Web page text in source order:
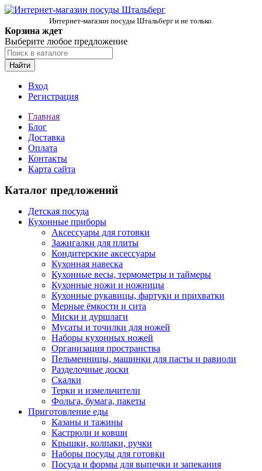
Интернет-магазин посуды Штальберг и не только.
Корзина ждет
Выберите любое предложение
Найти
Вход
Регистрация
Главная
Блог
Доставка
Оплата
Контакты
Карта сайта
Каталог предложений
Детская посуда
Кухонные приборы
Аксессуары для готовки
Зажигалки для плиты
Кондитерские аксессуары
Кухонная навеска
Кухонные весы, термометры и таймеры
Кухонные ножи и ножницы
Кухонные рукавицы, фартуки и прихватки
Мерные ёмкости и сита
Миски и дуршлаги
Мусаты и точилки для ножей
Наборы кухонных ножей
Организация пространства
Пельменницы, машинки для пасты и равиоли
Разделочные доски
Скалки
Терки и измельчители
Фольга, бумага, пакеты
Приготовление еды
Казаны и тажины
Кастрюли и ковши
Крышки, колпаки, ручки
Наборы посуды для готовки
Посуда и формы для выпечки и запекания